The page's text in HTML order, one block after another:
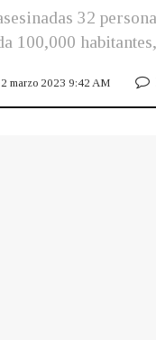
32
100,000
marzo 2023 9:42 AM